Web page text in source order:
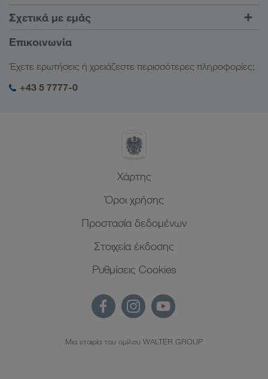
Βρείτε φορτίο με το
LOADS TODAY
Μάθετε περισσότερα
Σύνδεση
Σχετικά με εμάς
Πληροφορίες της εταιρείας
Διαχείριση SHEQ
Επικοινωνία
Έχετε ερωτήσεις ή χρειάζεστε περισσότερες πληροφορίες;
+43 5 7777-0
Xάρτης
Όροι χρήσης
Προστασία δεδομένων
Στοιχεία έκδοσης
Ρυθμίσεις Cookies
Μια εταιρία του ομίλου WALTER GROUP